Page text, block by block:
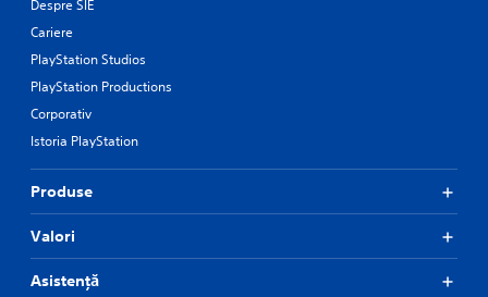
Despre SIE
Cariere
PlayStation Studios
PlayStation Productions
Corporativ
Istoria PlayStation
Produse
Valori
Asistență